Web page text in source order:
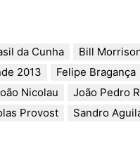
da Cunha Bill
2013
Felipe Bragança
Nicolau João Pedro
Provost Sandro